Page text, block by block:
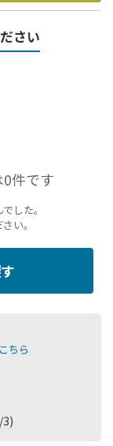
さい
件です
した。
い。
ちら
3)